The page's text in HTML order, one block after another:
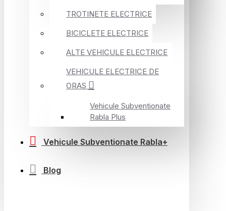
TROTINETE ELECTRICE
BICICLETE ELECTRICE
ALTE VEHICULE ELECTRICE
VEHICULE ELECTRICE DE
ORAS
Vehicule Subventionate
Rabla Plus
Vehicule Subventionate Rabla+
Blog